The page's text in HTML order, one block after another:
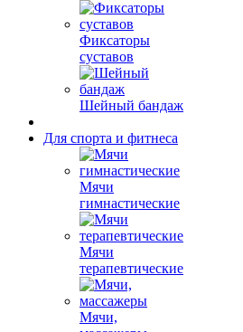
Фиксаторы
суставов
Шейный бандаж
Для спорта и фитнеса
Мячи
гимнастические
Мячи
терапевтические
Мячи,